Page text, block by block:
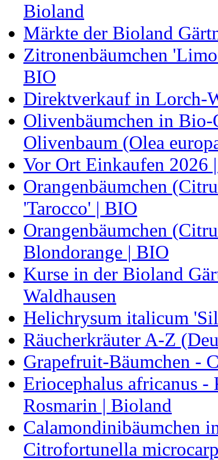
Bioland
Märkte der Bioland
Zitronenbäumchen
BIO
Direktverkauf in Lorch-
Olivenbäumchen in Bio-
Olivenbaum (Olea
Vor Ort Einkaufen 2026
Orangenbäumchen
'Tarocco' | BIO
Orangenbäumchen
Blondorange | BIO
Kurse in der Bioland
Waldhausen
Helichrysum italicum
Räucherkräuter A-Z
Grapefruit-Bäumchen -
Eriocephalus africanus
Rosmarin | Bioland
Calamondinibäumchen
Citrofortunella